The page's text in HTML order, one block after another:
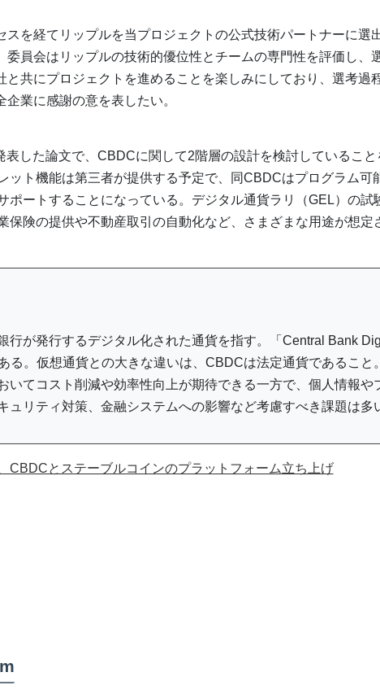
スを経てリップルを当プロジェクトの公式技術パートナーに選
委員会はリップルの技術的優位性とチームの専門性を評価し、
と共にプロジェクトを進めることを楽しみにしており、選考過
企業に感謝の意を表したい。
表した論文で、CBDCに関して2階層の設計を検討していること
ット機能は第三者が提供する予定で、同CBDCはプログラム可
ポートすることになっている。デジタル通貨ラリ（GEL）の試
保険の提供や不動産取引の自動化など、さまざまな用途が想定
行が発行するデジタル化された通貨を指す。「Central Bank
る。仮想通貨との大きな違いは、CBDCは法定通貨であること
いてコスト削減や効率性向上が期待できる一方で、個人情報や
ュリティ対策、金融システムへの影響など考慮すべき課題は多
CBDCとステーブルコインのプラットフォーム立ち上げ